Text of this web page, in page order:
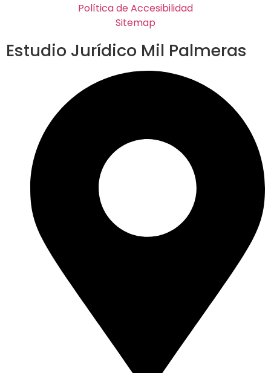
Política de Accesibilidad
Sitemap
Estudio Jurídico Mil Palmeras